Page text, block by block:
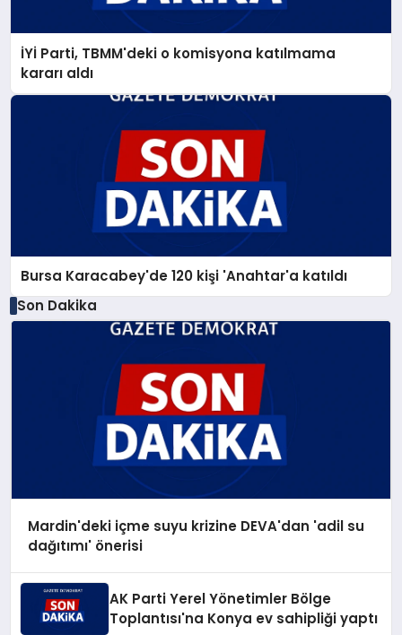
İYİ Parti, TBMM'deki o komisyona katılmama
kararı aldı
Bursa Karacabey'de 120 kişi 'Anahtar'a katıldı
Son Dakika
Mardin'deki içme suyu krizine DEVA'dan 'adil su
dağıtımı' önerisi
AK Parti Yerel Yönetimler Bölge
Toplantısı'na Konya ev sahipliği yaptı